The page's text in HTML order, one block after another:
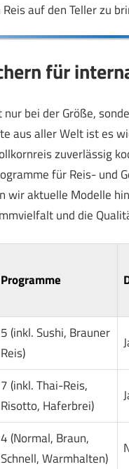
auf den Teller zu
für
bei der Größe,
aus aller Welt ist es
zuverlässig
für Reis- und
wir aktuelle Modelle
und die
Programme
5 (inkl. Sushi, Brauner
Reis)
7 (inkl. Thai-Reis,
Risotto, Haferbrei)
4 (Normal, Braun,
Schnell, Warmhalten)